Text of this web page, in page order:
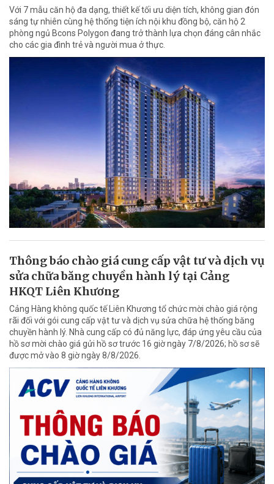
Với 7 mẫu căn hộ đa dạng, thiết kế tối ưu diện tích, không gian đón
sáng tự nhiên cùng hệ thống tiện ích nội khu đồng bộ, căn hộ 2
phòng ngủ Bcons Polygon đang trở thành lựa chọn đáng cân nhắc
cho các gia đình trẻ và người mua ở thực.
Thông báo chào giá cung cấp vật tư và dịch vụ
sửa chữa băng chuyền hành lý tại Cảng
HKQT Liên Khương
Cảng Hàng không quốc tế Liên Khương tổ chức mời chào giá rộng
rãi đối với gói cung cấp vật tư và dịch vụ sửa chữa hệ thống băng
chuyền hành lý. Nhà cung cấp có đủ năng lực, đáp ứng yêu cầu của
hồ sơ mời chào giá gửi hồ sơ trước 16 giờ ngày 7/8/2026; hồ sơ sẽ
được mở vào 8 giờ ngày 8/8/2026.